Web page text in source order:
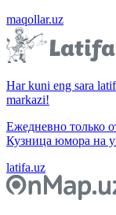
maqollar.uz
Har kuni eng sara
markazi!
Ежедневно только
Кузница юмора на
latifa.uz